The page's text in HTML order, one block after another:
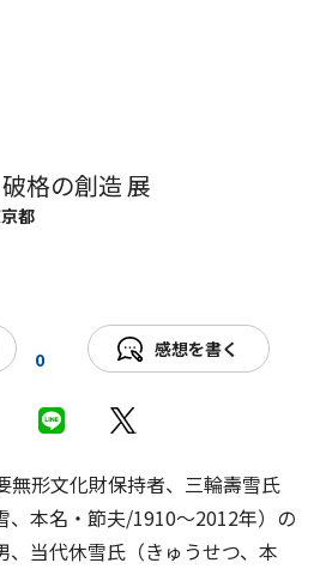
格の創造 展
都
0 感想を書く
無形文化財保持者、三輪壽雪氏
、本名・節夫/1910～2012年）の
、当代休雪氏（きゅうせつ、本